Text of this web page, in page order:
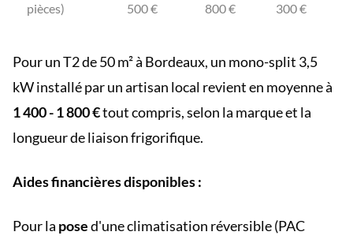
pièces)
500 €
800 €
300 €
Pour un T2 de 50 m² à Bordeaux, un mono-split 3,5
kW installé par un artisan local revient en moyenne à
1 400 - 1 800 €tout compris, selon la marque et la
longueur de liaison frigorifique.
Aides financières disponibles :
Pour la posed'une climatisation réversible (PAC